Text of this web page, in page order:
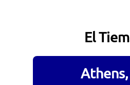
El
Athens,